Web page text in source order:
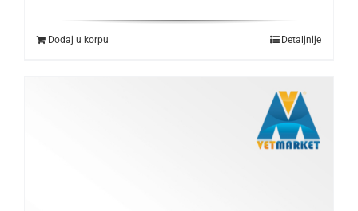
Dodaj u korpu Detaljnije